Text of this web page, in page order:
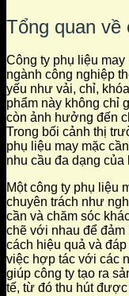
Tổng quan về
Công ty phụ liệu may
ngành công nghiệp
yếu như vải, chỉ,
phẩm này không chỉ
còn ảnh hưởng đến
Trong bối cảnh thị
phụ liệu may mặc
nhu cầu đa dạng của
Một công ty phụ liệu
chuyên trách như
cần và chăm sóc
chẽ với nhau để đảm
cách hiệu quả và
việc hợp tác với các
giúp công ty tạo ra
tế, từ đó thu hút